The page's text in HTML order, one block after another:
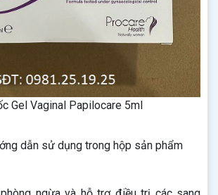
Gel Vaginal Papilocare 5ml
dẫn sử dụng trong hộp sản phẩm